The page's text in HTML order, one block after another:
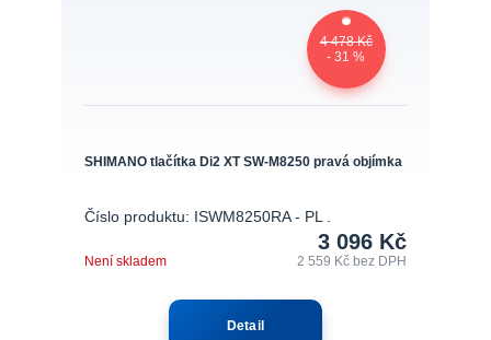
4 478 Kč
- 31 %
SHIMANO tlačítka Di2 XT SW-M8250 pravá objímka
Číslo produktu: ISWM8250RA - PL .
3 096 Kč
2 559 Kčbez DPH
Není skladem
Detail